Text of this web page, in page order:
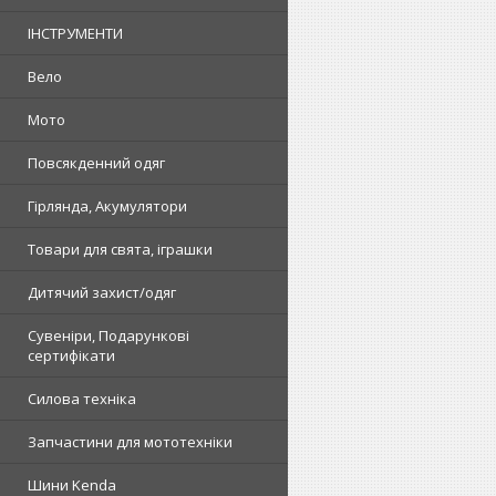
ІНСТРУМЕНТИ
Вело
Мото
Повсякденний одяг
Гірлянда, Акумулятори
Товари для свята, іграшки
Дитячий захист/одяг
Сувеніри, Подарункові
сертифікати
Силова техніка
Запчастини для мототехніки
Шини Kenda